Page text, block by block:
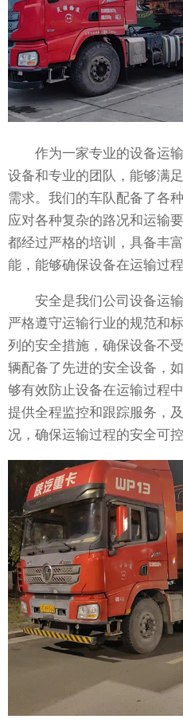
作为一家专业的设备运输
设备和专业的团队，能够满
需求。我们的车队配备了各
应对各种复杂的路况和运输
都经过严格的培训，具备丰
能，能够确保设备在运输过
安全是我们公司设备运输
严格遵守运输行业的规范和
列的安全措施，确保设备不
辆配备了先进的安全设备，
够有效防止设备在运输过程
提供全程监控和跟踪服务，
况，确保运输过程的安全可控